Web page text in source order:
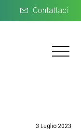
Contattaci
3 Luglio 2023